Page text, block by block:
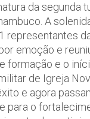
da segunda
A
emoção e
formação e o
de Igreja
e agora
para o